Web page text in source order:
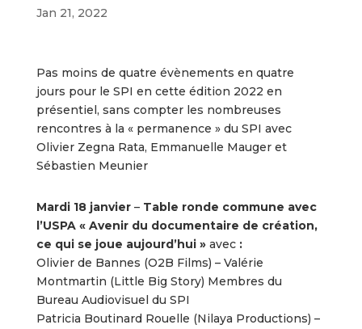
Jan 21, 2022
Pas moins de quatre évènements en quatre
jours pour le SPI en cette édition 2022 en
présentiel, sans compter les nombreuses
rencontres à la « permanence » du SPI avec
Olivier Zegna Rata, Emmanuelle Mauger et
Sébastien Meunier
Mardi 18 janvier–Table ronde commune avec
l’USPA « Avenir du documentaire de création,
ce qui se joue aujourd’hui »avec:
Olivier de Bannes (O2B Films) – Valérie
Montmartin (Little Big Story) Membres du
Bureau Audiovisuel du SPI
Patricia Boutinard Rouelle (Nilaya Productions) –